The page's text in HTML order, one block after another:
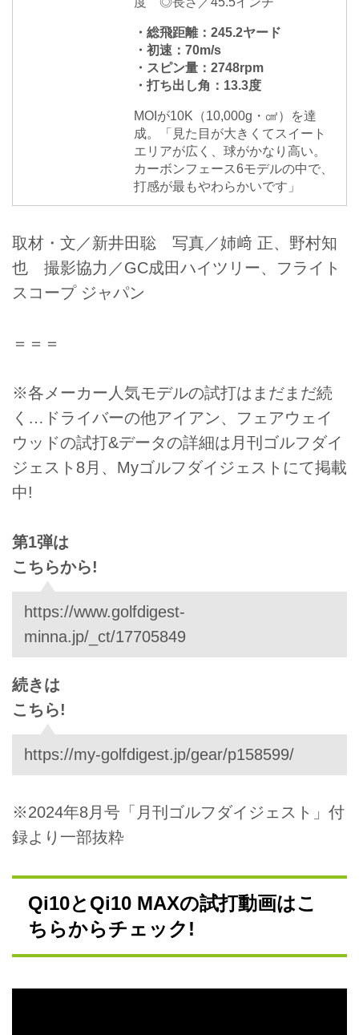
・総飛距離：245.2ヤード
・初速：70m/s
・スピン量：2748rpm
・打ち出し角：13.3度
MOIが10K（10,000g・㎠）を達
成。「見た目が大きくてスイート
エリアが広く、球がかなり高い。
カーボンフェース6モデルの中で、
打感が最もやわらかいです」
取材・文／新井田聡 写真／姉﨑 正、野村知
也 撮影協力／GC成田ハイツリー、フライト
スコープ ジャパン
＝＝＝
※各メーカー人気モデルの試打はまだまだ続
く…ドライバーの他アイアン、フェアウェイ
ウッドの試打&データの詳細は月刊ゴルフダイ
ジェスト8月、Myゴルフダイジェストにて掲載
中!
第1弾は
こちらから!
https://www.golfdigest-
minna.jp/_ct/17705849
続きは
こちら!
https://my-golfdigest.jp/gear/p158599/
※2024年8月号「月刊ゴルフダイジェスト」付
録より一部抜粋
Qi10とQi10 MAXの試打動画はこ
ちらからチェック!